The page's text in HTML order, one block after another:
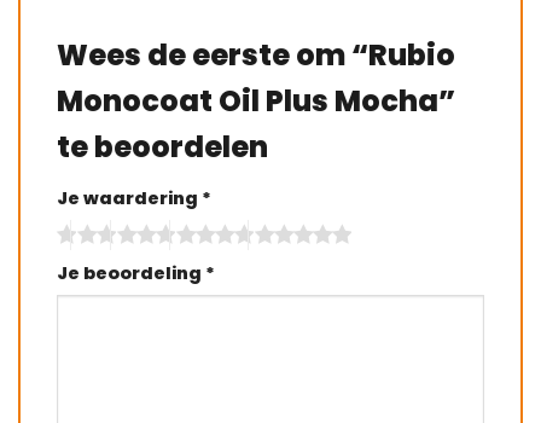
Wees de eerste om “Rubio
Monocoat Oil Plus Mocha”
te beoordelen
Je waardering *
Je beoordeling *